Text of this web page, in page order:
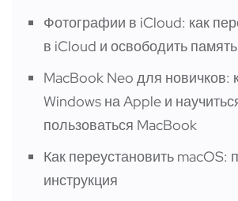
Фотографии в iCloud: как
в iCloud и освободить
MacBook Neo для новичков:
Windows на Apple и
пользоваться MacBook
Как переустановить macOS:
инструкция